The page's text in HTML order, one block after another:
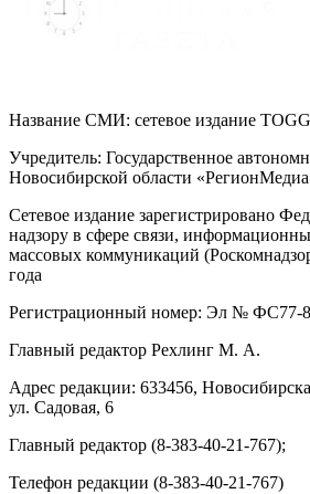
Название СМИ: cетевое издание
Учредитель: Государственное
Новосибирской области
Сетевое издание зарегистрировано
надзору в сфере связи,
массовых коммуникаций
года
Регистрационный номер: Эл № ФС77-
Главный редактор Рехлинг М. А.
Адрес редакции: 633456,
ул. Садовая, 6
Главный редактор (8-383-40-21-767);
Телефон редакции (8-383-40-21-767)